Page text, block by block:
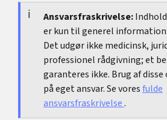
eller medforældreskab.
forventninger ændrer sig,
længere tid end forventet.
Ansvarsfraskrivelse:
er kun til generel information
Det udgør ikke medicinsk,
professionel rådgivning; et
garanteres ikke. Brug af
på eget ansvar. Se voresfulde
ansvarsfraskrivelse.